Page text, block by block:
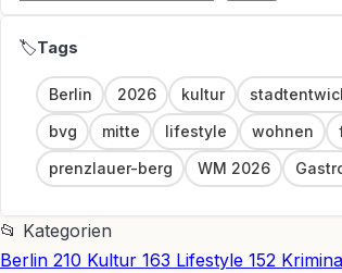
🏷
Berlin 2026Linkkultur
bvg
mitte lifestyle wohnen
prenzlauer-berg
WM 2026
📂 Kategorien
Berlin 210 Kultur 163 Lifestyle 152